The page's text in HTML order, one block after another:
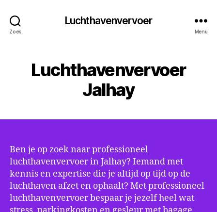
Zoek
Luchthavenvervoer
Menu
Luchthavenvervoer
Jalhay
Ben je op zoek naar professioneel
luchthavenvervoer in Jalhay? Iemand met
kennis en expertise die je altijd op tijd op de
luchthaven afzet en ophaalt? Met professioneel
luchthavenvervoer bespaar je jezelf heel wat